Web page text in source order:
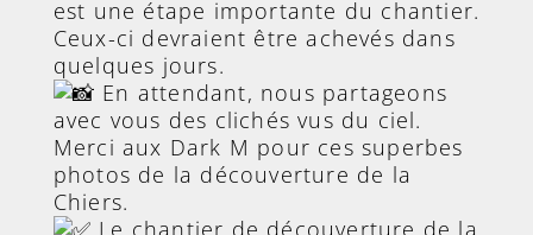
est une étape importante du chantier.
Ceux-ci devraient être achevés dans
quelques jours.
En attendant, nous partageons
avec vous des clichés vus du ciel.
Merci aux Dark M pour ces superbes
photos de la découverture de la
Chiers.
Le chantier de découverture de la